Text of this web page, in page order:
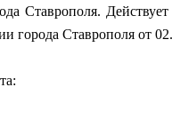
Ставрополя.
города Ставрополя от